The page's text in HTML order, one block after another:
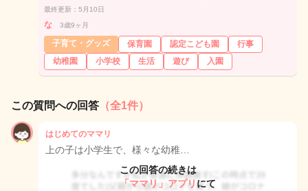
最終更新：5月10日
な 3歳9ヶ月
子育て・グッズ 保育園 認定こども園
行事
幼稚園
小学校 生活 遊び 入園
この質問への回答 （全1件）
はじめてのママリ
上の子は小学生で、様々な幼稚…
この回答の続きは
「ママリ」アプリ にて